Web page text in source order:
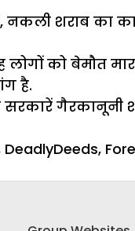
नकली शराब का
को बेमौत
है.
गैरकानूनी
DeadlyDeeds,